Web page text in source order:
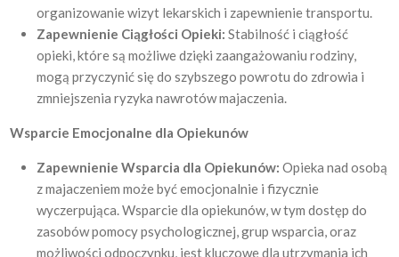
organizowanie wizyt lekarskich i zapewnienie transportu.
Zapewnienie Ciągłości Opieki: Stabilność i ciągłość
opieki, które są możliwe dzięki zaangażowaniu rodziny,
mogą przyczynić się do szybszego powrotu do zdrowia i
zmniejszenia ryzyka nawrotów majaczenia.
Wsparcie Emocjonalne dla Opiekunów
Zapewnienie Wsparcia dla Opiekunów: Opieka nad osobą
z majaczeniem może być emocjonalnie i fizycznie
wyczerpująca. Wsparcie dla opiekunów, w tym dostęp do
zasobów pomocy psychologicznej, grup wsparcia, oraz
możliwości odpoczynku, jest kluczowe dla utrzymania ich